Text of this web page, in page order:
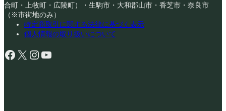
合町・上牧町・広陵町）・生駒市・大和郡山市・香芝市・奈良市
（※市街地のみ）
特定商取引に関する法律に基づく表示
個人情報の取り扱いについて
Facebook X Instagram YouTube